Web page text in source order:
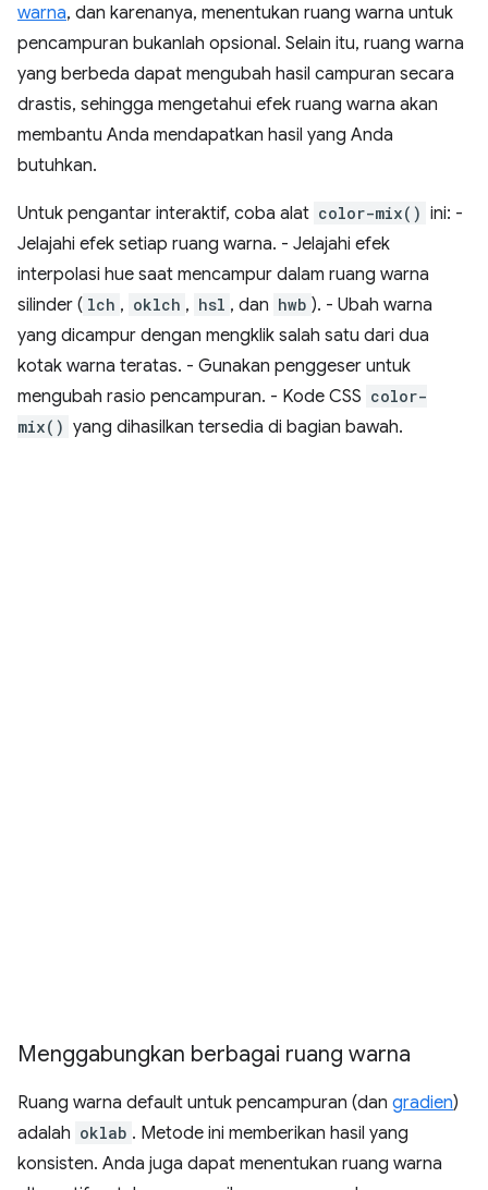
warna, dan karenanya, menentukan ruang warna untuk
pencampuran bukanlah opsional. Selain itu, ruang warna
yang berbeda dapat mengubah hasil campuran secara
drastis, sehingga mengetahui efek ruang warna akan
membantu Anda mendapatkan hasil yang Anda
butuhkan.
Untuk pengantar interaktif, coba alat color-mix() ini: -
Jelajahi efek setiap ruang warna. - Jelajahi efek
interpolasi hue saat mencampur dalam ruang warna
silinder ( lch , oklch , hsl , dan hwb ). - Ubah warna
yang dicampur dengan mengklik salah satu dari dua
kotak warna teratas. - Gunakan penggeser untuk
mengubah rasio pencampuran. - Kode CSS color-
mix() yang dihasilkan tersedia di bagian bawah.
Menggabungkan berbagai ruang warna
Ruang warna default untuk pencampuran (dan gradien)
adalah oklab . Metode ini memberikan hasil yang
konsisten. Anda juga dapat menentukan ruang warna